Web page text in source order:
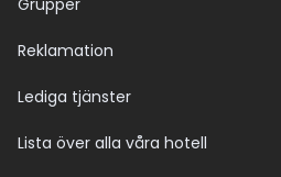
Grupper
Reklamation
Lediga tjänster
Lista över alla våra hotell